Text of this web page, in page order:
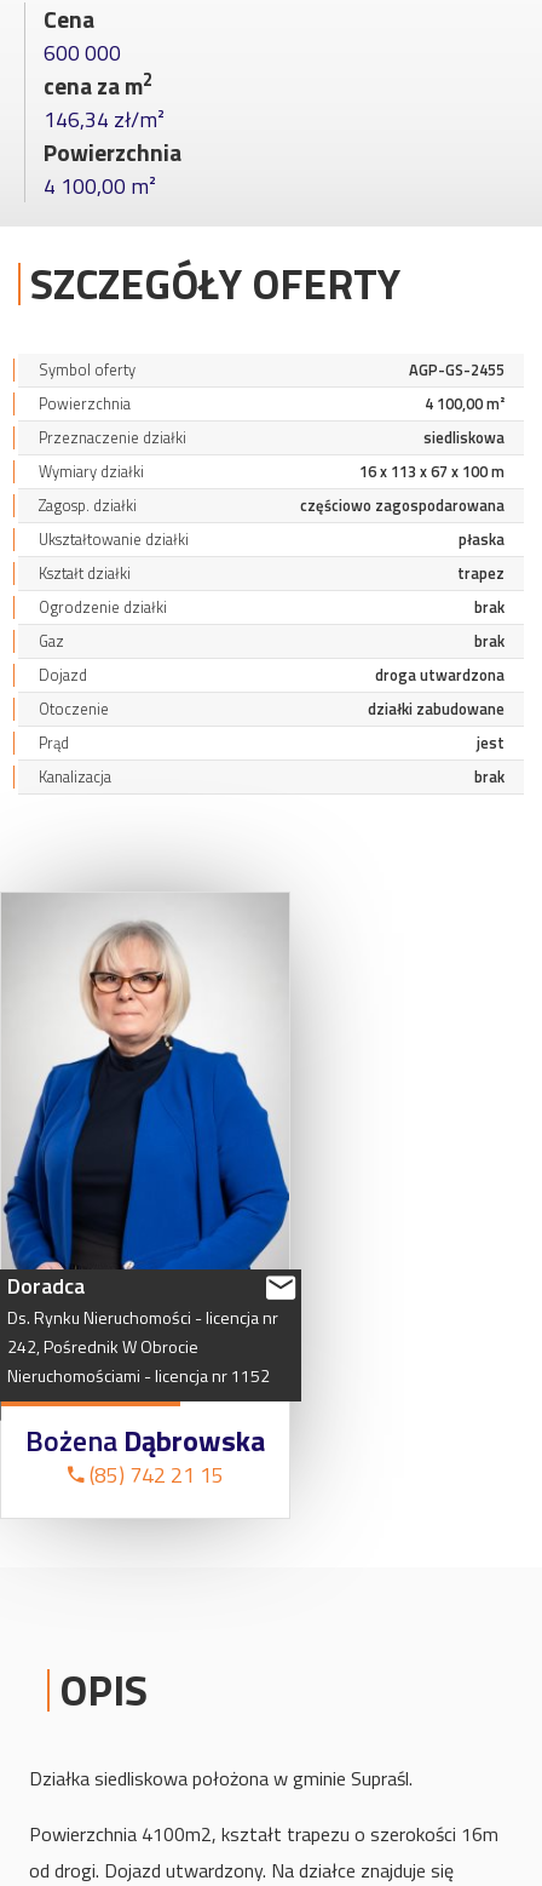
Cena
600 000
cena za m2
146,34 zł/m²
Powierzchnia
4 100,00 m²
SZCZEGÓŁY OFERTY
Symbol oferty
AGP-GS-2455
Powierzchnia
4 100,00 m²
Przeznaczenie działki
siedliskowa
Wymiary działki
16 x 113 x 67 x 100 m
Zagosp. działki
częściowo zagospodarowana
Ukształtowanie działki
płaska
Kształt działki
trapez
Ogrodzenie działki
brak
Gaz
brak
Dojazd
droga utwardzona
Otoczenie
działki zabudowane
Prąd
jest
Kanalizacja
brak
Doradca
Ds.RynkuNieruchomości -licencjanr
242,PośrednikWObrocie
Nieruchomościami -licencjanr1152
BożenaDąbrowska
(85) 742 21 15
OPIS
Działka siedliskowa położona w gminie Supraśl.
Powierzchnia 4100m2, kształt trapezu o szerokości 16m
od drogi. Dojazd utwardzony. Na działce znajduje się